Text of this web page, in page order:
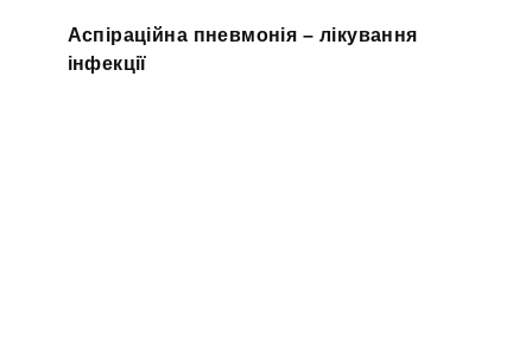
Аспіраційна пневмонія – лікування
інфекції